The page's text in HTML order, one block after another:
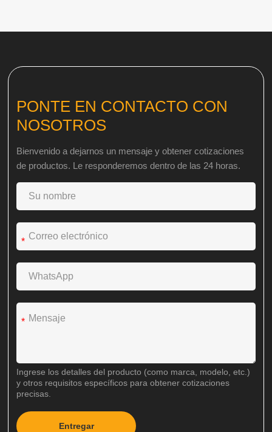
PONTE EN CONTACTO CON
NOSOTROS
Bienvenido a dejarnos un mensaje y obtener cotizaciones
de productos. Le responderemos dentro de las 24 horas.
*
*
Ingrese los detalles del producto (como marca, modelo, etc.)
y otros requisitos específicos para obtener cotizaciones
precisas.
Entregar